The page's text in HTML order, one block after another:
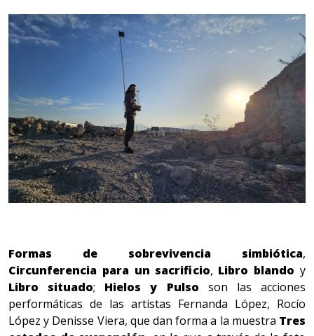
Formas de sobrevivencia simbiótica,
Circunferencia para un sacrificio, Libro blando y
Libro situado; Hielos y Pulso son las acciones
performáticas de las artistas Fernanda López, Rocío
López y Denisse Viera, que dan forma a la muestra Tres